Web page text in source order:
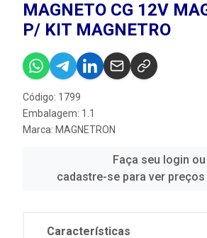
MAGNETO CG 12V
P/ KIT MAGNETRO
Código: 1799
Embalagem: 1.1
Marca: MAGNETRON
Faça seu login ou
cadastre-se para ver
Características